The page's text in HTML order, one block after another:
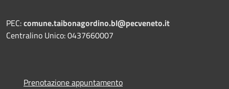
PEC:comune.taibonagordino.bl@pecveneto.it
Centralino Unico: 0437660007
Prenotazione appuntamento